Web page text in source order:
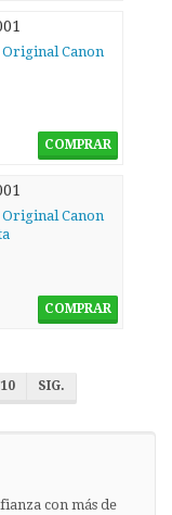
Canon
COMPRAR
Canon
COMPRAR
10 SIG.
con más de